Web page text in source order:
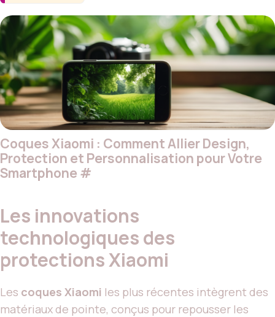
Coques Xiaomi : Comment Allier Design,
Protection et Personnalisation pour Votre
Smartphone #
Les innovations
technologiques des
protections Xiaomi
Les coques Xiaomi les plus récentes intègrent des
matériaux de pointe, conçus pour repousser les